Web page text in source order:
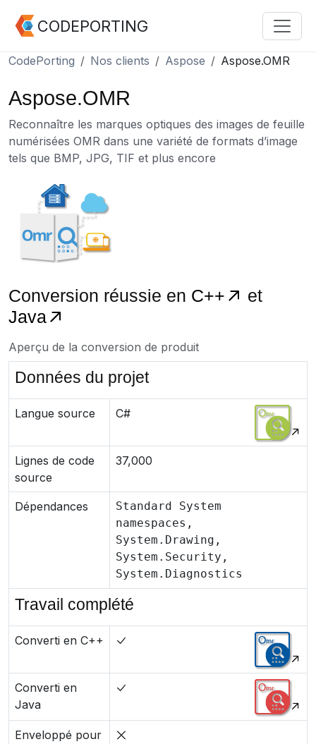
CODEPORTING
CodePorting Nos clients Aspose Aspose.OMR
Aspose.OMR
Reconnaître les marques optiques des images de feuille
numérisées OMR dans une variété de formats d’image
tels que BMP, JPG, TIF et plus encore
Conversion réussie en C++
et
Java
Aperçu de la conversion de produit
Données du projet
Langue source C#
Lignes de code
source
37,000
Dépendances
Standard System
namespaces,
System.Drawing,
System.Security,
System.Diagnostics
Travail complété
Converti en C++
Converti en
Java
Enveloppé pour